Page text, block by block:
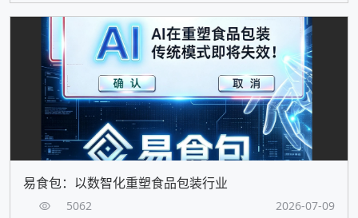
易食包：以数智化重塑食品包装行业
5062 2026-07-09